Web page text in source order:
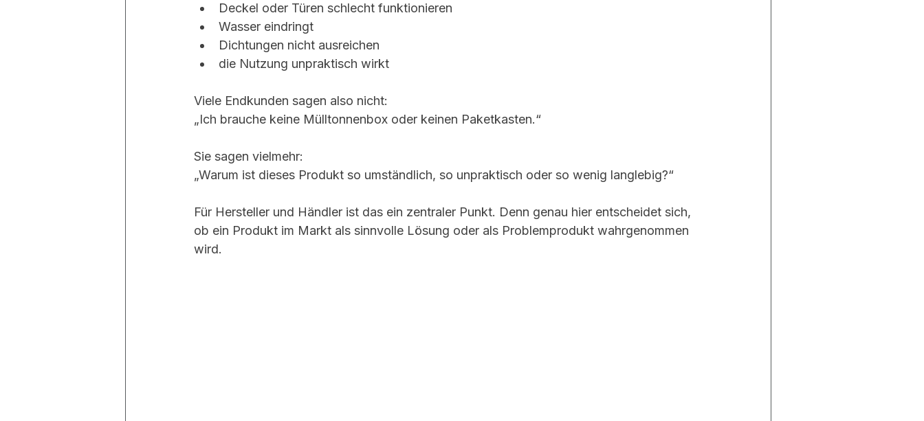
Deckel oder Türen schlecht funktionieren
Wasser eindringt
Dichtungen nicht ausreichen
die Nutzung unpraktisch wirkt
Viele Endkunden sagen also nicht:
„Ich brauche keine Mülltonnenbox oder keinen Paketkasten.“
Sie sagen vielmehr:
„Warum ist dieses Produkt so umständlich, so unpraktisch oder so wenig langlebig?“
Für Hersteller und Händler ist das ein zentraler Punkt. Denn genau hier entscheidet sich,
ob ein Produkt im Markt als sinnvolle Lösung oder als Problemprodukt wahrgenommen
wird.